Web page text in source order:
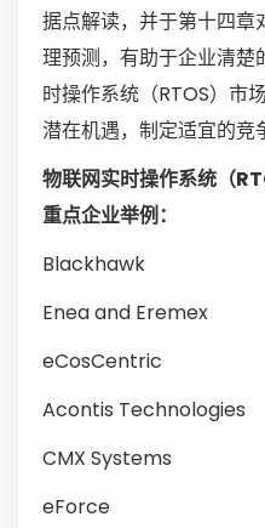
据点解读，并于第十四章
理预测，有助于企业清楚
时操作系统（RTOS）市
潜在机遇，制定适宜的竞
物联网实时操作系统（
重点企业举例：
Blackhawk
Enea and Eremex
eCosCentric
Acontis Technologies
CMX Systems
eForce